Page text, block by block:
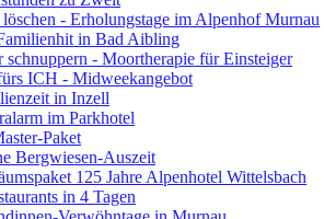
- Erholungstage im Alpenhof Murnau
in Bad Aibling
schnuppern - Moortherapie für Einsteiger
ICH - Midweekangebot
in Inzell
im Parkhotel
Paket
Bergwiesen-Auszeit
125 Jahre Alpenhotel Wittelsbach
in 4 Tagen